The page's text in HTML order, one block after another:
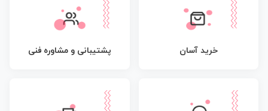
خرید آسان پشتیبانی و مشاوره فنی